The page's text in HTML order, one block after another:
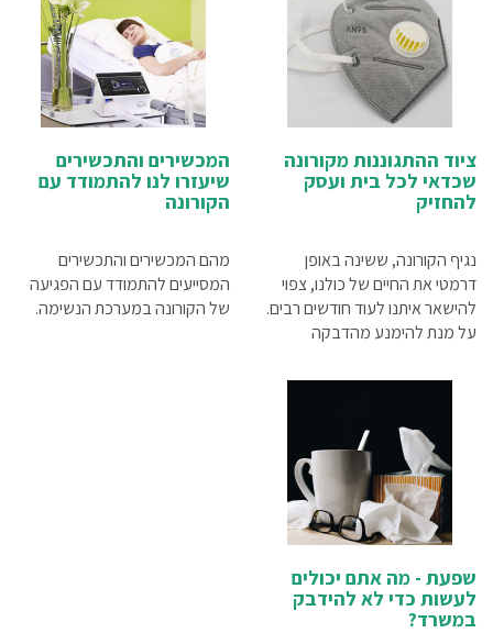
ציוד ההתגוננות מקורונה
שכדאי לכל בית ועסק
להחזיק
נגיף הקורונה, ששינה באופן
דרמטי את החיים של כולנו, צפוי
להישאר איתנו לעוד חודשים רבים.
על מנת להימנע מהדבקה
הנישאים באוויר עלינו לנקוט
מידע על ציוד להתגוננות מפני
קורונהץ
המכשירים והתכשירים
שיעזרו לנו להתמודד עם
הקורונה
מהם המכשירים והתכשירים
המסייעים להתמודד עם הפגיעה
של הקורונה במערכת הנשימה.
שפעת - מה אתם יכולים
לעשות כדי לא להידבק
במשרד?